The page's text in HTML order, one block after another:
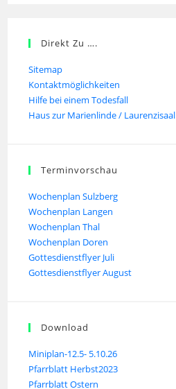
Direkt Zu ….
Sitemap
Kontaktmöglichkeiten
Hilfe bei einem Todesfall
Haus zur Marienlinde / Laurenzisaal
Terminvorschau
Wochenplan Sulzberg
Wochenplan Langen
Wochenplan Thal
Wochenplan Doren
Gottesdienstflyer Juli
Gottesdienstflyer August
Download
Miniplan-12.5- 5.10.26
Pfarrblatt Herbst2023
Pfarrblatt Ostern